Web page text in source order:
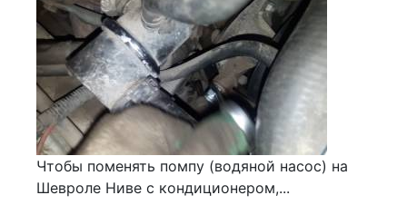
Чтобы поменять помпу (водяной насос) на
Шевроле Ниве с кондиционером,...